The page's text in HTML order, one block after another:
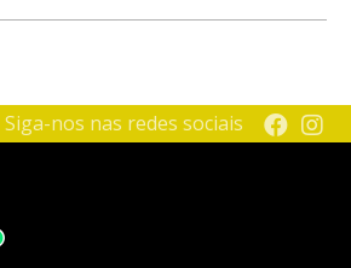
Siga-nos nas redes sociais